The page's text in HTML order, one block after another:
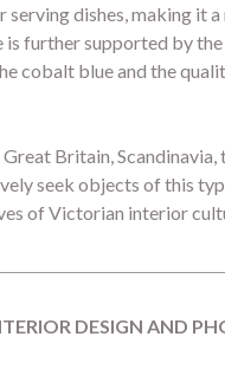
serving dishes, making it
is further supported by
cobalt blue and the
Britain, Scandinavia,
seek objects of this
of Victorian interior
DESIGN AND